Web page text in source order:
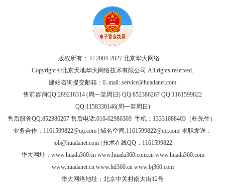
版权所有： © 2004-2027 北京华大网络
Copyright ©北京天地华大网络技术有限公司 All rights reserved.
建站咨询提交邮箱：E-mail: service@huadanet.com
售前咨询QQ:289216314 (周一至周日) QQ:852386267 QQ:1161599822
QQ:1158330146(周一至周日)
售后服务QQ:852386267 售后电话:010-62986369 手机：13331088403（杜先生）
业务合作： 1161599822@qq.com | 域名空间:1161599822@qq.com| 求职发送：
job@huadanet.com| 技术在线QQ：1161599822
华大网址： www.huada360.cn www.huada360.com.cn www.huada360.com
www.huadanet.cn www.hd360.cn www.bj360.com
华大网络地址：北京中关村南大街12号